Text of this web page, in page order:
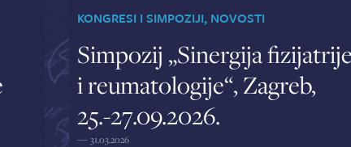
KONGRESI I SIMPOZIJI, NOVOSTI
Simpozij „Sinergija fizijatrije
i reumatologije“, Zagreb,
25.-27.09.2026.
—31.03.2026